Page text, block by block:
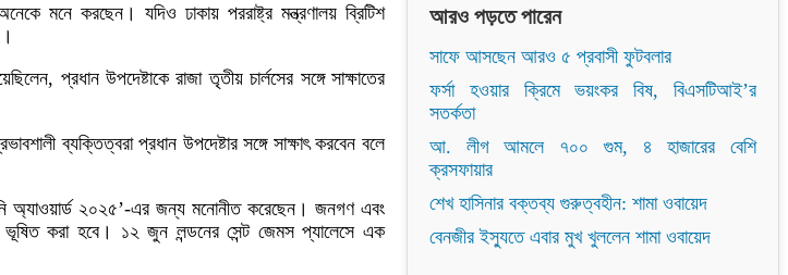
আরও পড়তে পারেন
সাফে আসছেন আরও ৫ প্রবাসী ফুটবলার
ফর্সা হওয়ার ক্রিমে ভয়ংকর বিষ, বিএসটিআই’র
সতর্কতা
আ. লীগ আমলে ৭০০ গুম, ৪ হাজারের বেশি
ক্রসফায়ার
শেখ হাসিনার বক্তব্য গুরুত্বহীন: শামা ওবায়েদ
বেনজীর ইস্যুতে এবার মুখ খুললেন শামা ওবায়েদ
মনে করছেন। যদিও ঢাকায় পররাষ্ট্র মন্ত্রণালয় ব্রিটিশ
প্রধান উপদেষ্টাকে রাজা তৃতীয় চার্লসের সঙ্গে সাক্ষাতের
ব্যক্তিত্বরা প্রধান উপদেষ্টার সঙ্গে সাক্ষাৎ করবেন বলে
অ্যাওয়ার্ড ২০২৫’-এর জন্য মনোনীত করেছেন। জনগণ এবং
ভূষিত করা হবে। ১২ জুন লন্ডনের সেন্ট জেমস প্যালেসে এক